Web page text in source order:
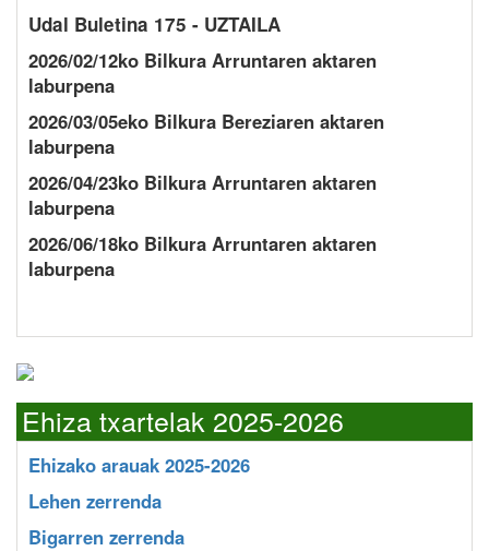
Udal Buletina 175 - UZTAILA
2026/02/12ko Bilkura Arruntaren aktaren
laburpena
2026/03/05eko Bilkura Bereziaren aktaren
laburpena
2026/04/23ko Bilkura Arruntaren aktaren
laburpena
2026/06/18ko Bilkura Arruntaren aktaren
laburpena
Ehiza txartelak 2025-2026
Ehizako arauak 2025-2026
Lehen zerrenda
Bigarren zerrenda